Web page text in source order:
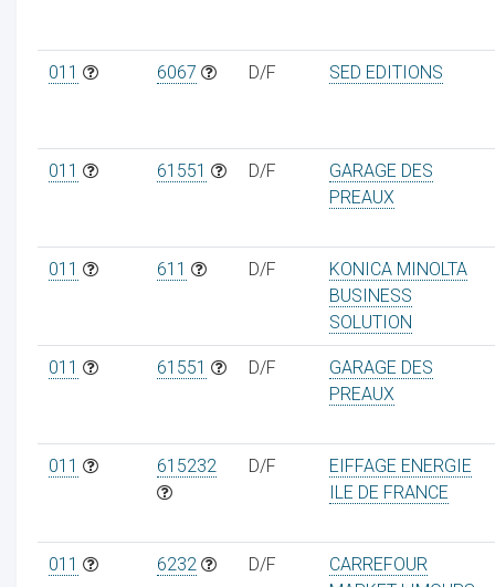
011 6067 D/F SED EDITIONS
011 61551 D/F
GARAGE DES
PREAUX
011 611 D/F
KONICA MINOLTA
BUSINESS
SOLUTION
011 61551 D/F
GARAGE DES
PREAUX
011 615232 D/F
EIFFAGE ENERGIE
ILE DE FRANCE
011 6232 D/F
CARREFOUR